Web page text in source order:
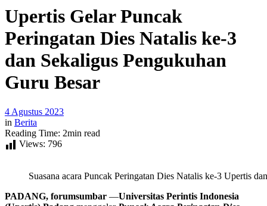
Upertis Gelar Puncak
Peringatan Dies Natalis ke-3
dan Sekaligus Pengukuhan
Guru Besar
4 Agustus 2023
in Berita
Reading Time: 2min read
Views: 796
Suasana acara Puncak Peringatan Dies Natalis ke-3 Upertis
PADANG, forumsumbar —Universitas Perintis Indonesia